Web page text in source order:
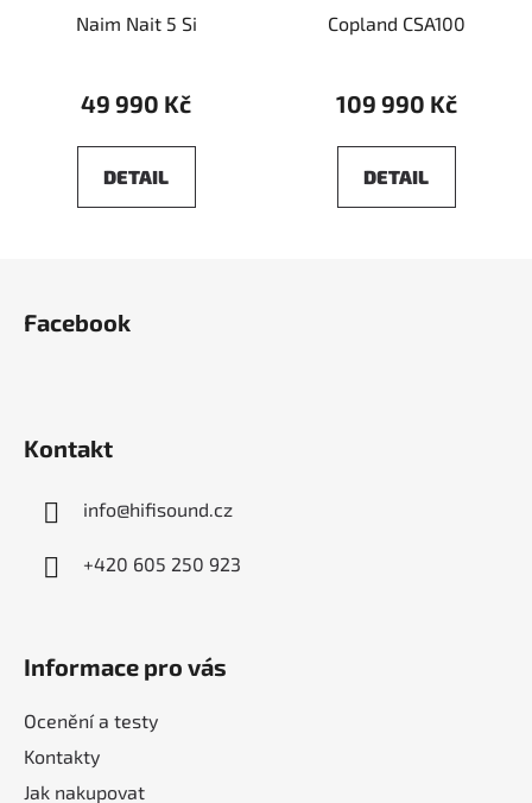
Naim Nait 5 Si
49 990 Kč
DETAIL
Copland CSA100
109 990 Kč
DETAIL
Facebook
Kontakt
info@hifisound.cz
+420 605 250 923
Informace pro vás
Ocenění a testy
Kontakty
Jak nakupovat